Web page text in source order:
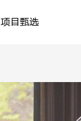
项目甄选